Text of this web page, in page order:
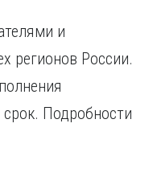
и
регионов России.
Подробности